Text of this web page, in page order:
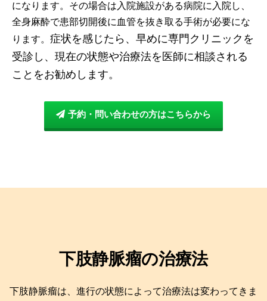
になります。その場合は入院施設がある病院に入院し、
全身麻酔で患部切開後に血管を抜き取る手術が必要にな
ります。 症状を感じたら、早めに専門クリニックを
受診し、現在の状態や治療法を医師に相談される
ことをお勧めします。
予約・問い合わせの方はこちらから
下肢静脈瘤の治療法
下肢静脈瘤は、進行の状態によって治療法は変わってきま